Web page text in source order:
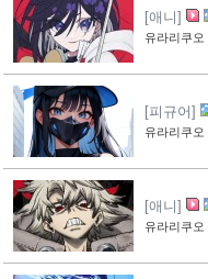
[애니]
상 공개
유라리쿠오
[피규어]
공개 [10]
유라리쿠오
[애니]
상 공개
유라리쿠오